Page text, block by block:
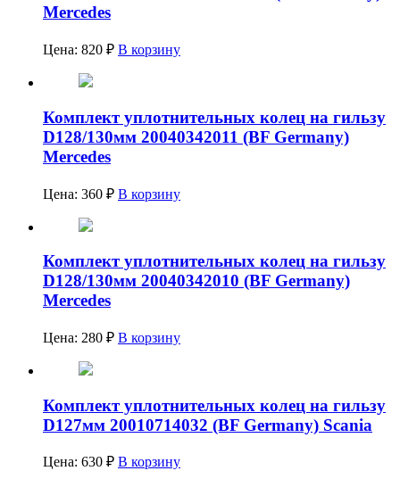
Mercedes
Цена: 820 ₽ В корзину
Комплект уплотнительных колец на гильзу
D128/130мм 20040342011 (BF Germany)
Mercedes
Цена: 360 ₽ В корзину
Комплект уплотнительных колец на гильзу
D128/130мм 20040342010 (BF Germany)
Mercedes
Цена: 280 ₽ В корзину
Комплект уплотнительных колец на гильзу
D127мм 20010714032 (BF Germany) Scania
Цена: 630 ₽ В корзину